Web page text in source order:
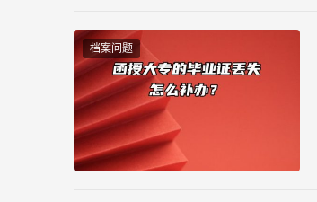
档案问题